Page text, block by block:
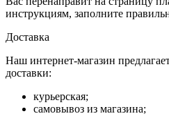
инструкциям, заполните
Доставка
Наш интернет-магазин
доставки:
курьерская;
самовывоз из магазина;